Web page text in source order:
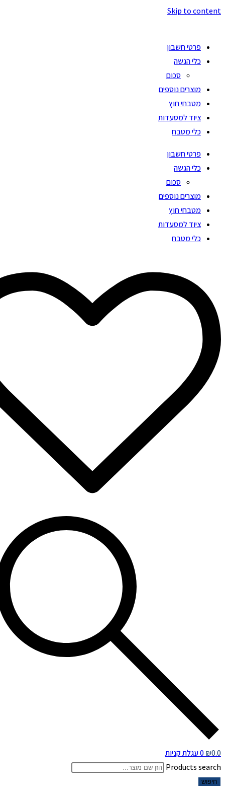
Skip to content
פרטי חשבון
כלי הגשה
סכום
מוצרים נוספים
מטבחי חוץ
ציוד למסעדות
כלי מטבח
פרטי חשבון
כלי הגשה
סכום
מוצרים נוספים
מטבחי חוץ
ציוד למסעדות
כלי מטבח
₪0.0
0 עגלת קניות
Products search
חיפוש